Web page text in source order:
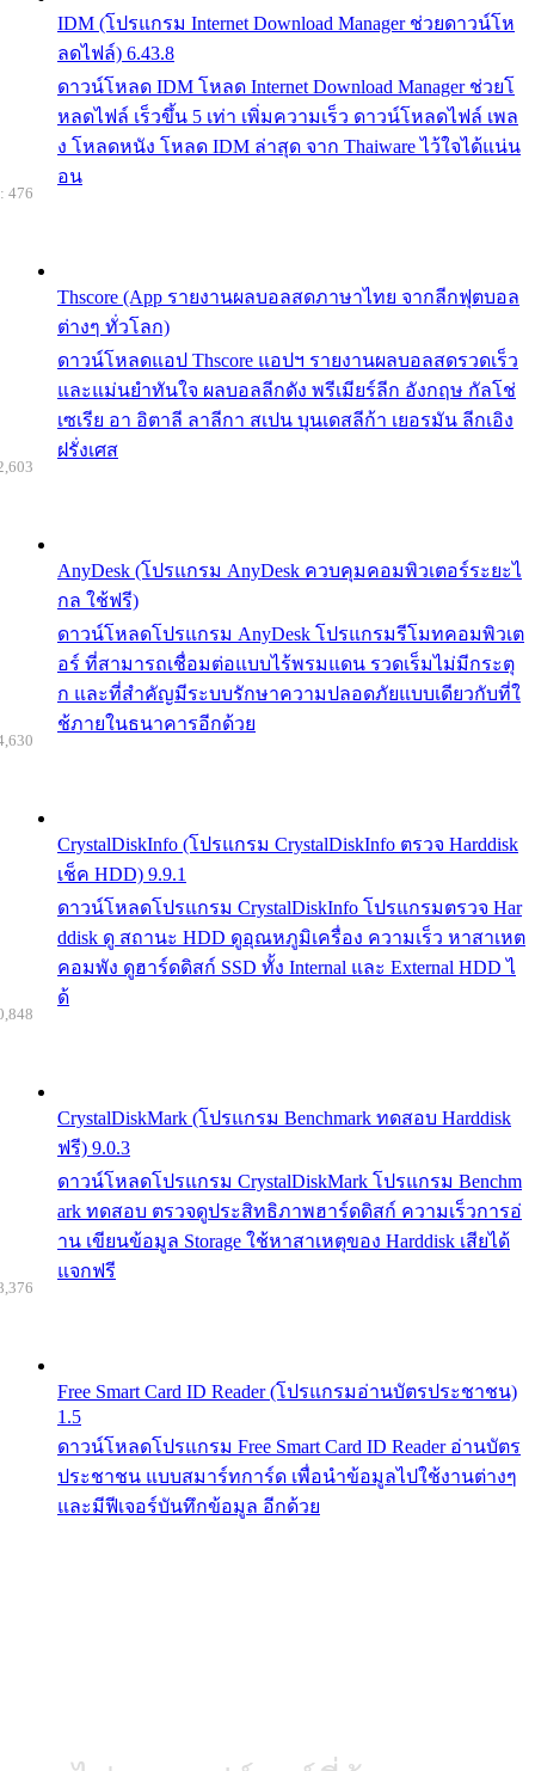
IDM (โปรแกรม Internet Download Manager ช่วยดาวน์โห
ลดไฟล์) 6.43.8
ดาวน์โหลด IDM โหลด Internet Download Manager ช่วยโ
หลดไฟล์ เร็วขึ้น 5 เท่า เพิ่มความเร็ว ดาวน์โหลดไฟล์ เพล
ง โหลดหนัง โหลด IDM ล่าสุด จาก Thaiware ไว้ใจได้แน่น
อน
Thscore (App รายงานผลบอลสดภาษาไทย จากลีกฟุตบอล
ต่างๆ ทั่วโลก)
ดาวน์โหลดแอป Thscore แอปฯ รายงานผลบอลสดรวดเร็ว
และแม่นยำทันใจ ผลบอลลีกดัง พรีเมียร์ลีก อังกฤษ กัลโช่
เซเรีย อา อิตาลี ลาลีกา สเปน บุนเดสลีก้า เยอรมัน ลีกเอิง
ฝรั่งเศส
476
AnyDesk (โปรแกรม AnyDesk ควบคุมคอมพิวเตอร์ระยะไ
กล ใช้ฟรี)
ดาวน์โหลดโปรแกรม AnyDesk โปรแกรมรีโมทคอมพิวเต
อร์ ที่สามารถเชื่อมต่อแบบไร้พรมแดน รวดเร็มไม่มีกระตุ
ก และที่สำคัญมีระบบรักษาความปลอดภัยแบบเดียวกับที่ใ
ช้ภายในธนาคารอีกด้วย
CrystalDiskInfo (โปรแกรม CrystalDiskInfo ตรวจ Harddisk
เช็ค HDD) 9.9.1
ดาวน์โหลดโปรแกรม CrystalDiskInfo โปรแกรมตรวจ Har
ddisk ดู สถานะ HDD ดูอุณหภูมิเครื่อง ความเร็ว หาสาเหต
คอมพัง ดูฮาร์ดดิสก์ SSD ทั้ง Internal และ External HDD ไ
ด้
CrystalDiskMark (โปรแกรม Benchmark ทดสอบ Harddisk
ฟรี) 9.0.3
ดาวน์โหลดโปรแกรม CrystalDiskMark โปรแกรม Benchm
ark ทดสอบ ตรวจดูประสิทธิภาพฮาร์ดดิสก์ ความเร็วการอ่
าน เขียนข้อมูล Storage ใช้หาสาเหตุของ Harddisk เสียได้
แจกฟรี
Free Smart Card ID Reader (โปรแกรมอ่านบัตรประชาชน)
1.5
ดาวน์โหลดโปรแกรม Free Smart Card ID Reader อ่านบัตร
ประชาชน แบบสมาร์ทการ์ด เพื่อนำข้อมูลไปใช้งานต่างๆ
และมีฟีเจอร์บันทึกข้อมูล อีกด้วย